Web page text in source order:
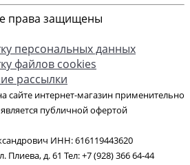
права защищены
персональных данных
файлов cookies
рассылки
сайте интернет-магазин применительно
публичной офертой
ИНН: 616119443620
Плиева, д. 61 Тел: +7 (928) 366 64-44